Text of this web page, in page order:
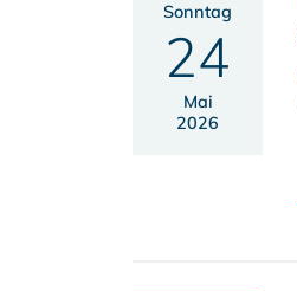
Sonntag
24
Mai
2026